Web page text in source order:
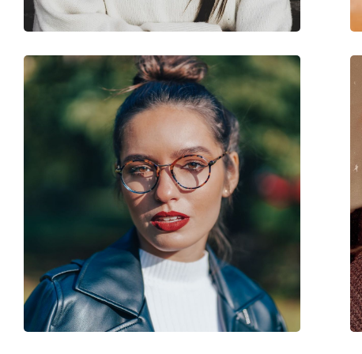
Marke:
Pierre Cardin
Code:
P.C. 6238 4C3 19 52